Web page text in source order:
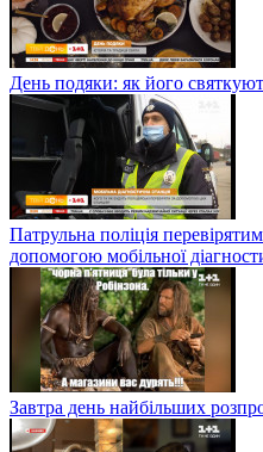
День подяки: як його
Патрульна поліція
допомогою мобільної
Завтра день найбільших